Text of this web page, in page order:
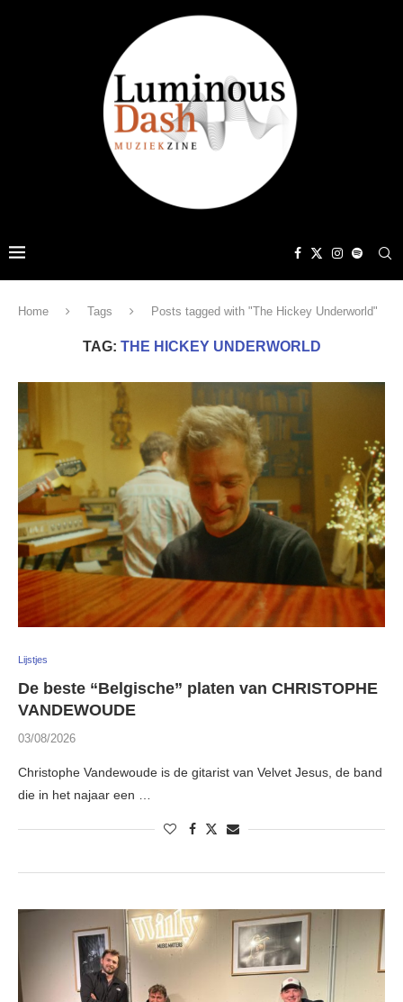
Home Tags Posts tagged with "The Hickey Underworld"
TAG: THE HICKEY UNDERWORLD
Lijstjes
De beste “Belgische” platen van CHRISTOPHE
VANDEWOUDE
03/08/2026
Christophe Vandewoude is de gitarist van Velvet Jesus, de band
die in het najaar een …